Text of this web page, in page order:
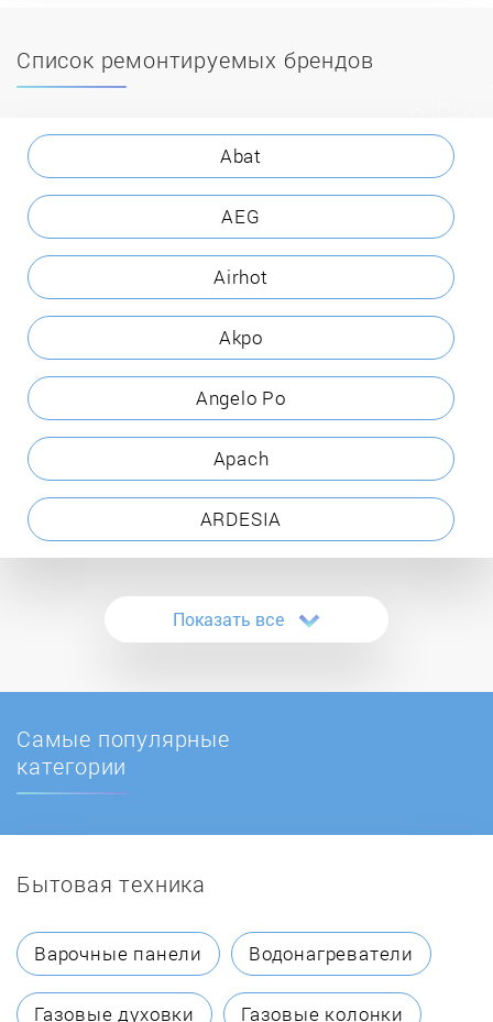
Список ремонтируемых брендов
Abat
AEG
Airhot
Akpo
Angelo Po
Apach
ARDESIA
Asko
ATLAN
Beko
Beltratto
Показать все
Самые популярные
категории
Бытовая техника
Варочные панели Водонагреватели
Газовые духовки Газовые колонки